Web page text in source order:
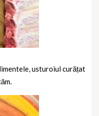
usturoiul curățat